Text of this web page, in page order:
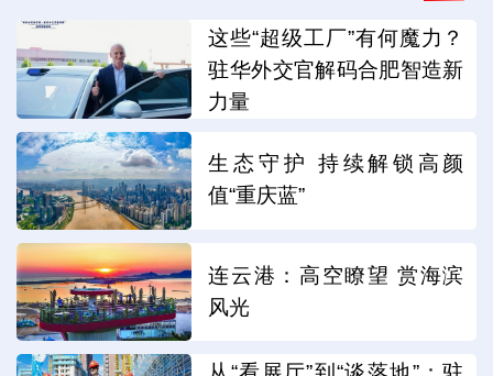
这些“超级工厂”有何魔力？
驻华外交官解码合肥智造新
力量
生态守护 持续解锁高颜
值“重庆蓝”
连云港：高空瞭望 赏海滨
风光